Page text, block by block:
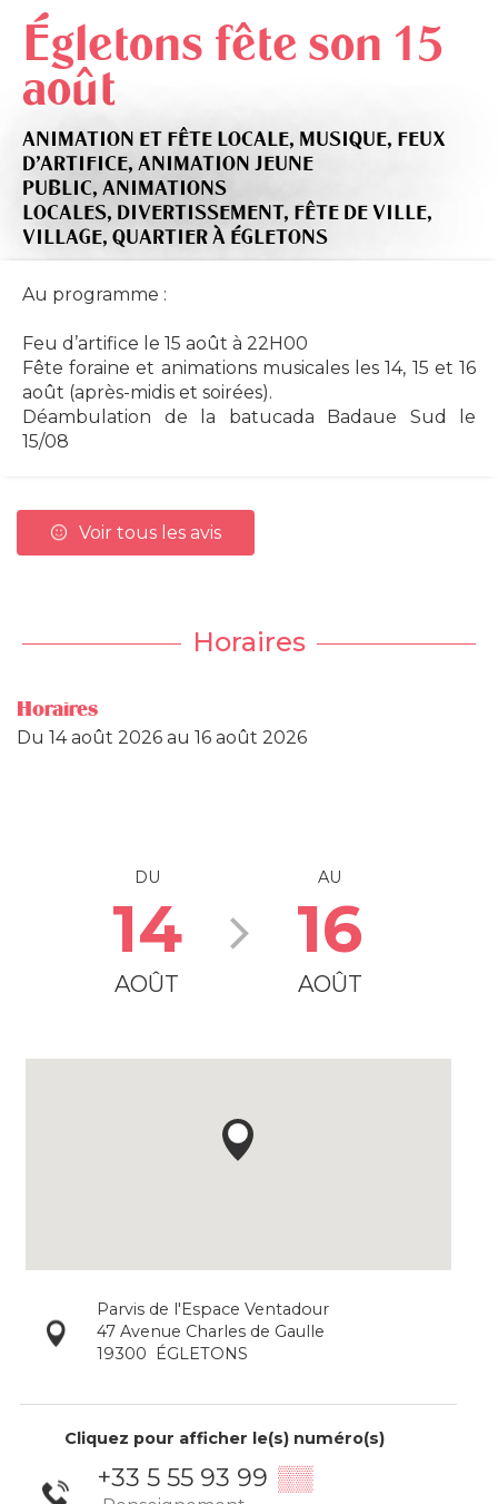
Égletons fête son 15
août
ANIMATION ET FÊTE LOCALE, MUSIQUE, FEUX
D'ARTIFICE, ANIMATION JEUNE
PUBLIC, ANIMATIONS
LOCALES, DIVERTISSEMENT, FÊTE DE VILLE,
VILLAGE, QUARTIER À ÉGLETONS
Au programme :
Feu d’artifice le 15 août à 22H00
Fête foraine et animations musicales les 14, 15 et 16
août (après-midis et soirées).
Déambulation de la batucada Badaue Sud le
15/08
Voir tous les avis
Horaires
Horaires
Du 14 août 2026 au 16 août 2026
DU
14
AOÛT
AU
16
AOÛT
Parvis de l'Espace Ventadour
47 Avenue Charles de Gaulle
19300
ÉGLETONS
Cliquez pour afficher le(s) numéro(s)
+33 5 55 93 99 ▒▒